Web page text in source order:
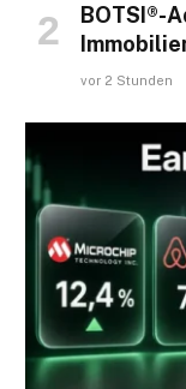
BOTSI®-
vor 2 Stunden